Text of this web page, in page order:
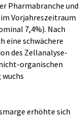
Pharmabranche und
Vorjahreszeitraum
7,4%). Nach
eine schwächere
des Zellanalyse-
organischen
erhöhte sich